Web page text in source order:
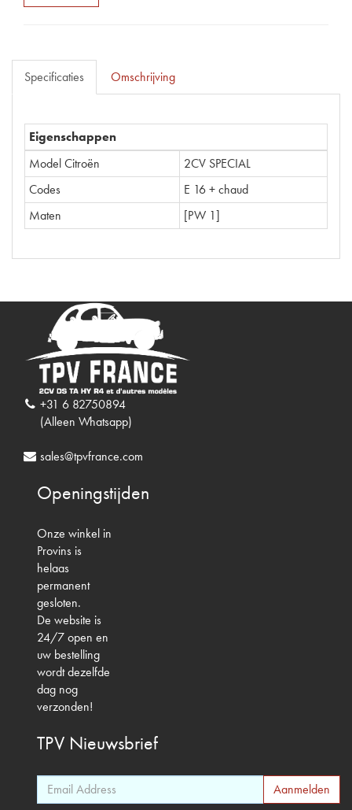
Specificaties Omschrijving
Eigenschappen
Model Citroën
2CV SPECIAL
Codes
E 16 + chaud
Maten
[PW 1]
+31 6 82750894
(Alleen Whatsapp)
sales@tpvfrance.com
Openingstijden
Onze winkel in
Provins is
helaas
permanent
gesloten.
De website is
24/7 open en
uw bestelling
wordt dezelfde
dag nog
verzonden!
TPV Nieuwsbrief